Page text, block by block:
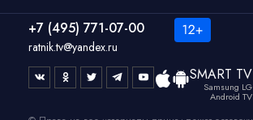
+7 (495) 771-07-00
ratnik.tv@yandex.ru
SMART TV
Samsung LG
Android TV